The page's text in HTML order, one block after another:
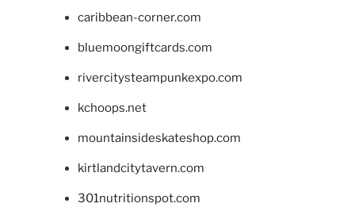
caribbean-corner.com
bluemoongiftcards.com
rivercitysteampunkexpo.com
kchoops.net
mountainsideskateshop.com
kirtlandcitytavern.com
301nutritionspot.com